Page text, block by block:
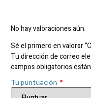
No hay valoraciones aún.
Sé el primero en valorar
Tu dirección de correo
campos obligatorios
Tu puntuación *